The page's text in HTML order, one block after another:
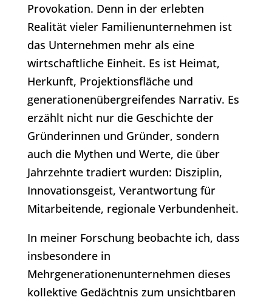
Provokation. Denn in der erlebten
Realität vieler Familienunternehmen ist
das Unternehmen mehr als eine
wirtschaftliche Einheit. Es ist Heimat,
Herkunft, Projektionsfläche und
generationenübergreifendes Narrativ. Es
erzählt nicht nur die Geschichte der
Gründerinnen und Gründer, sondern
auch die Mythen und Werte, die über
Jahrzehnte tradiert wurden: Disziplin,
Innovationsgeist, Verantwortung für
Mitarbeitende, regionale Verbundenheit.
In meiner Forschung beobachte ich, dass
insbesondere in
Mehrgenerationenunternehmen dieses
kollektive Gedächtnis zum unsichtbaren